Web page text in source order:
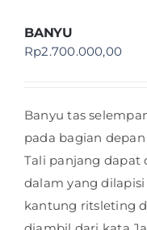
BANYU
Rp2.700.000,00
Banyu tas
pada bagian
Tali panjang dapat
dalam yang
kantung ritsleting